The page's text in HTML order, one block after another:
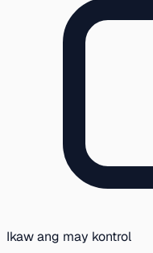
Ikaw ang may kontrol